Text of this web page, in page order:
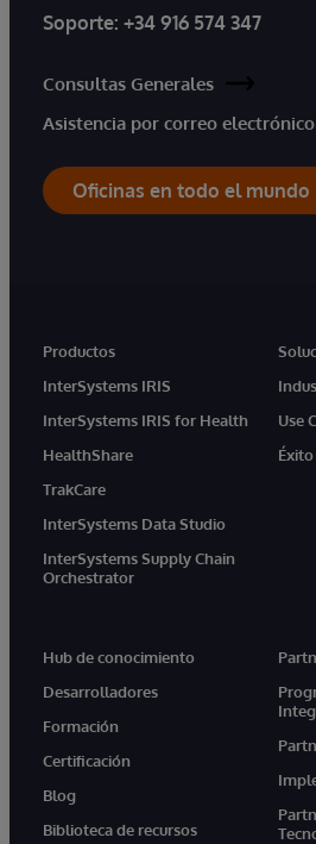
Soporte: +34 916 574 347
Consultas Generales
Asistencia por correo electrónico
Oficinas en todo el mundo
Productos
InterSystems IRIS
InterSystems IRIS for Health
HealthShare
TrakCare
InterSystems Data Studio
InterSystems Supply Chain
Orchestrator
Use
Hub de conocimiento
Desarrolladores
Formación
Certificación
Blog
Biblioteca de recursos